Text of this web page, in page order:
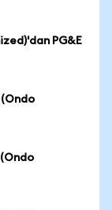
PG&E
(Ondo